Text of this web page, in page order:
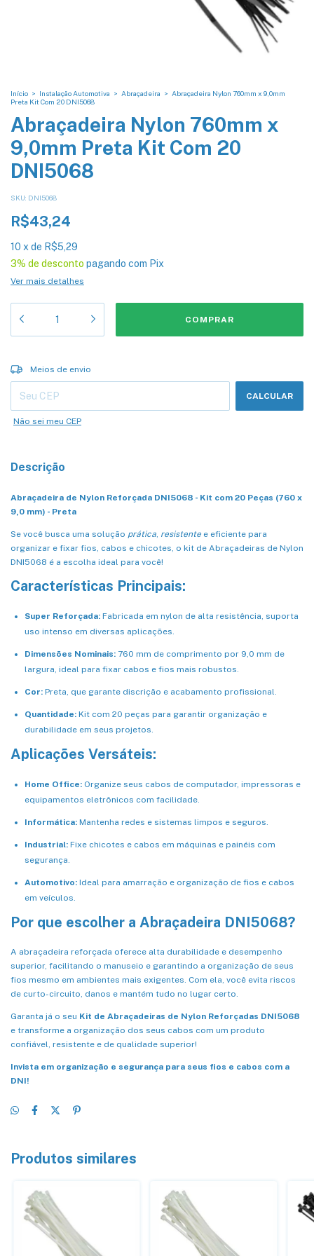
Início > Instalação Automotiva > Abraçadeira > Abraçadeira Nylon 760mm x 9,0mm
Preta Kit Com 20 DNI5068
Abraçadeira Nylon 760mm x
9,0mm Preta Kit Com 20
DNI5068
SKU: DNI5068
R$43,24
10 x de R$5,29
3% de desconto pagando com Pix
Ver mais detalhes
Entregas para o CEP:
Meios de envio
CALCULAR
Não sei meu CEP
Descrição
Abraçadeira de Nylon Reforçada DNI5068 - Kit com 20 Peças (760 x
9,0 mm) - Preta
Se você busca uma solução prática, resistente e eficiente para
organizar e fixar fios, cabos e chicotes, o kit de Abraçadeiras de Nylon
DNI5068 é a escolha ideal para você!
Características Principais:
Super Reforçada: Fabricada em nylon de alta resistência, suporta
uso intenso em diversas aplicações.
Dimensões Nominais: 760 mm de comprimento por 9,0 mm de
largura, ideal para fixar cabos e fios mais robustos.
Cor: Preta, que garante discrição e acabamento profissional.
Quantidade: Kit com 20 peças para garantir organização e
durabilidade em seus projetos.
Aplicações Versáteis:
Home Office: Organize seus cabos de computador, impressoras e
equipamentos eletrônicos com facilidade.
Informática: Mantenha redes e sistemas limpos e seguros.
Industrial: Fixe chicotes e cabos em máquinas e painéis com
segurança.
Automotivo: Ideal para amarração e organização de fios e cabos
em veículos.
Por que escolher a Abraçadeira DNI5068?
A abraçadeira reforçada oferece alta durabilidade e desempenho
superior, facilitando o manuseio e garantindo a organização de seus
fios mesmo em ambientes mais exigentes. Com ela, você evita riscos
de curto-circuito, danos e mantém tudo no lugar certo.
Garanta já o seu Kit de Abraçadeiras de Nylon Reforçadas DNI5068
e transforme a organização dos seus cabos com um produto
confiável, resistente e de qualidade superior!
Invista em organização e segurança para seus fios e cabos com a
DNI!
Produtos similares